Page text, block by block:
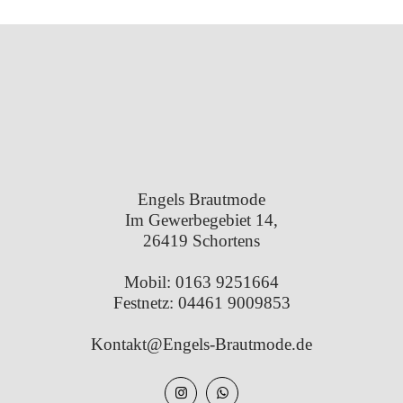
Engels Brautmode
Im Gewerbegebiet 14,
26419 Schortens
Mobil: 0163 9251664
Festnetz: 04461 9009853
Kontakt@Engels-Brautmode.de